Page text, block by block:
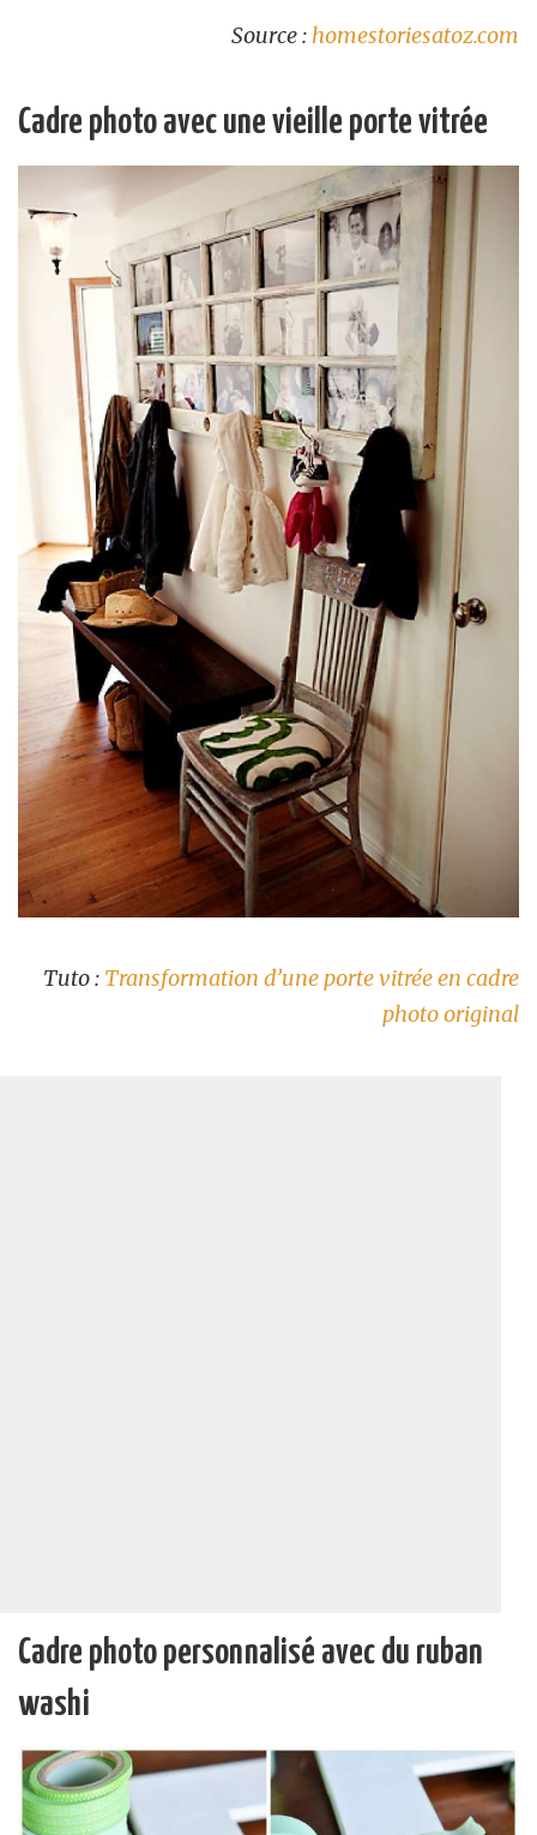
Source : homestoriesatoz.com
Cadre photo avec une vieille porte vitrée
Tuto : Transformation d’une porte vitrée en cadre
photo original
Cadre photo personnalisé avec du ruban
washi